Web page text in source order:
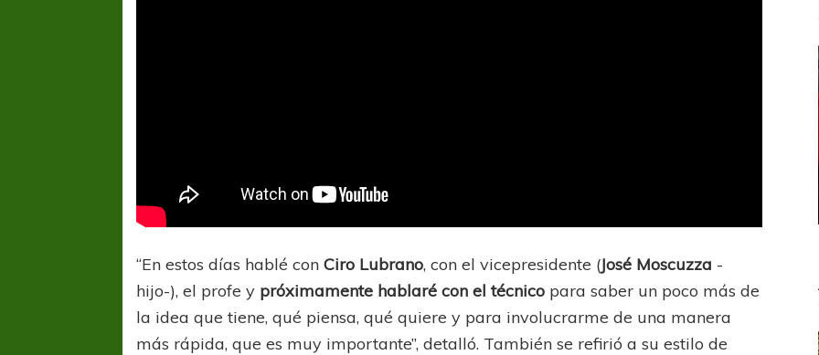
“En estos días hablé conCiro Lubrano, con el vicepresidente (José Moscuzza -
hijo-), el profe y próximamente hablaré con el técnico para saber un poco más de
la idea que tiene, qué piensa, qué quiere y para involucrarme de una manera
más rápida, que es muy importante”, detalló. También se refirió a su estilo de